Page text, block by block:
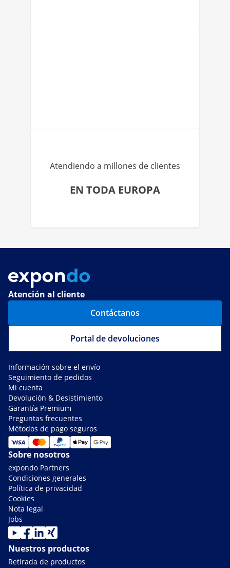
Atendiendo a millones de clientes
EN TODA EUROPA
Atención al cliente
Contáctanos
Portal de devoluciones
Información sobre el envío
Seguimiento de pedidos
Mi cuenta
Devolución & Desistimiento
Garantía Premium
Preguntas frecuentes
Métodos de pago seguros
Sobre nosotros
expondo Partners
Condiciones generales
Política de privacidad
Cookies
Nota legal
Jobs
Nuestros productos
Retirada de productos